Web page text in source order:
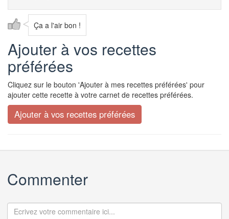
Ça a l'air bon !
Ajouter à vos recettes
préférées
Cliquez sur le bouton 'Ajouter à mes recettes préférées' pour
ajouter cette recette à votre carnet de recettes préférées.
Commenter